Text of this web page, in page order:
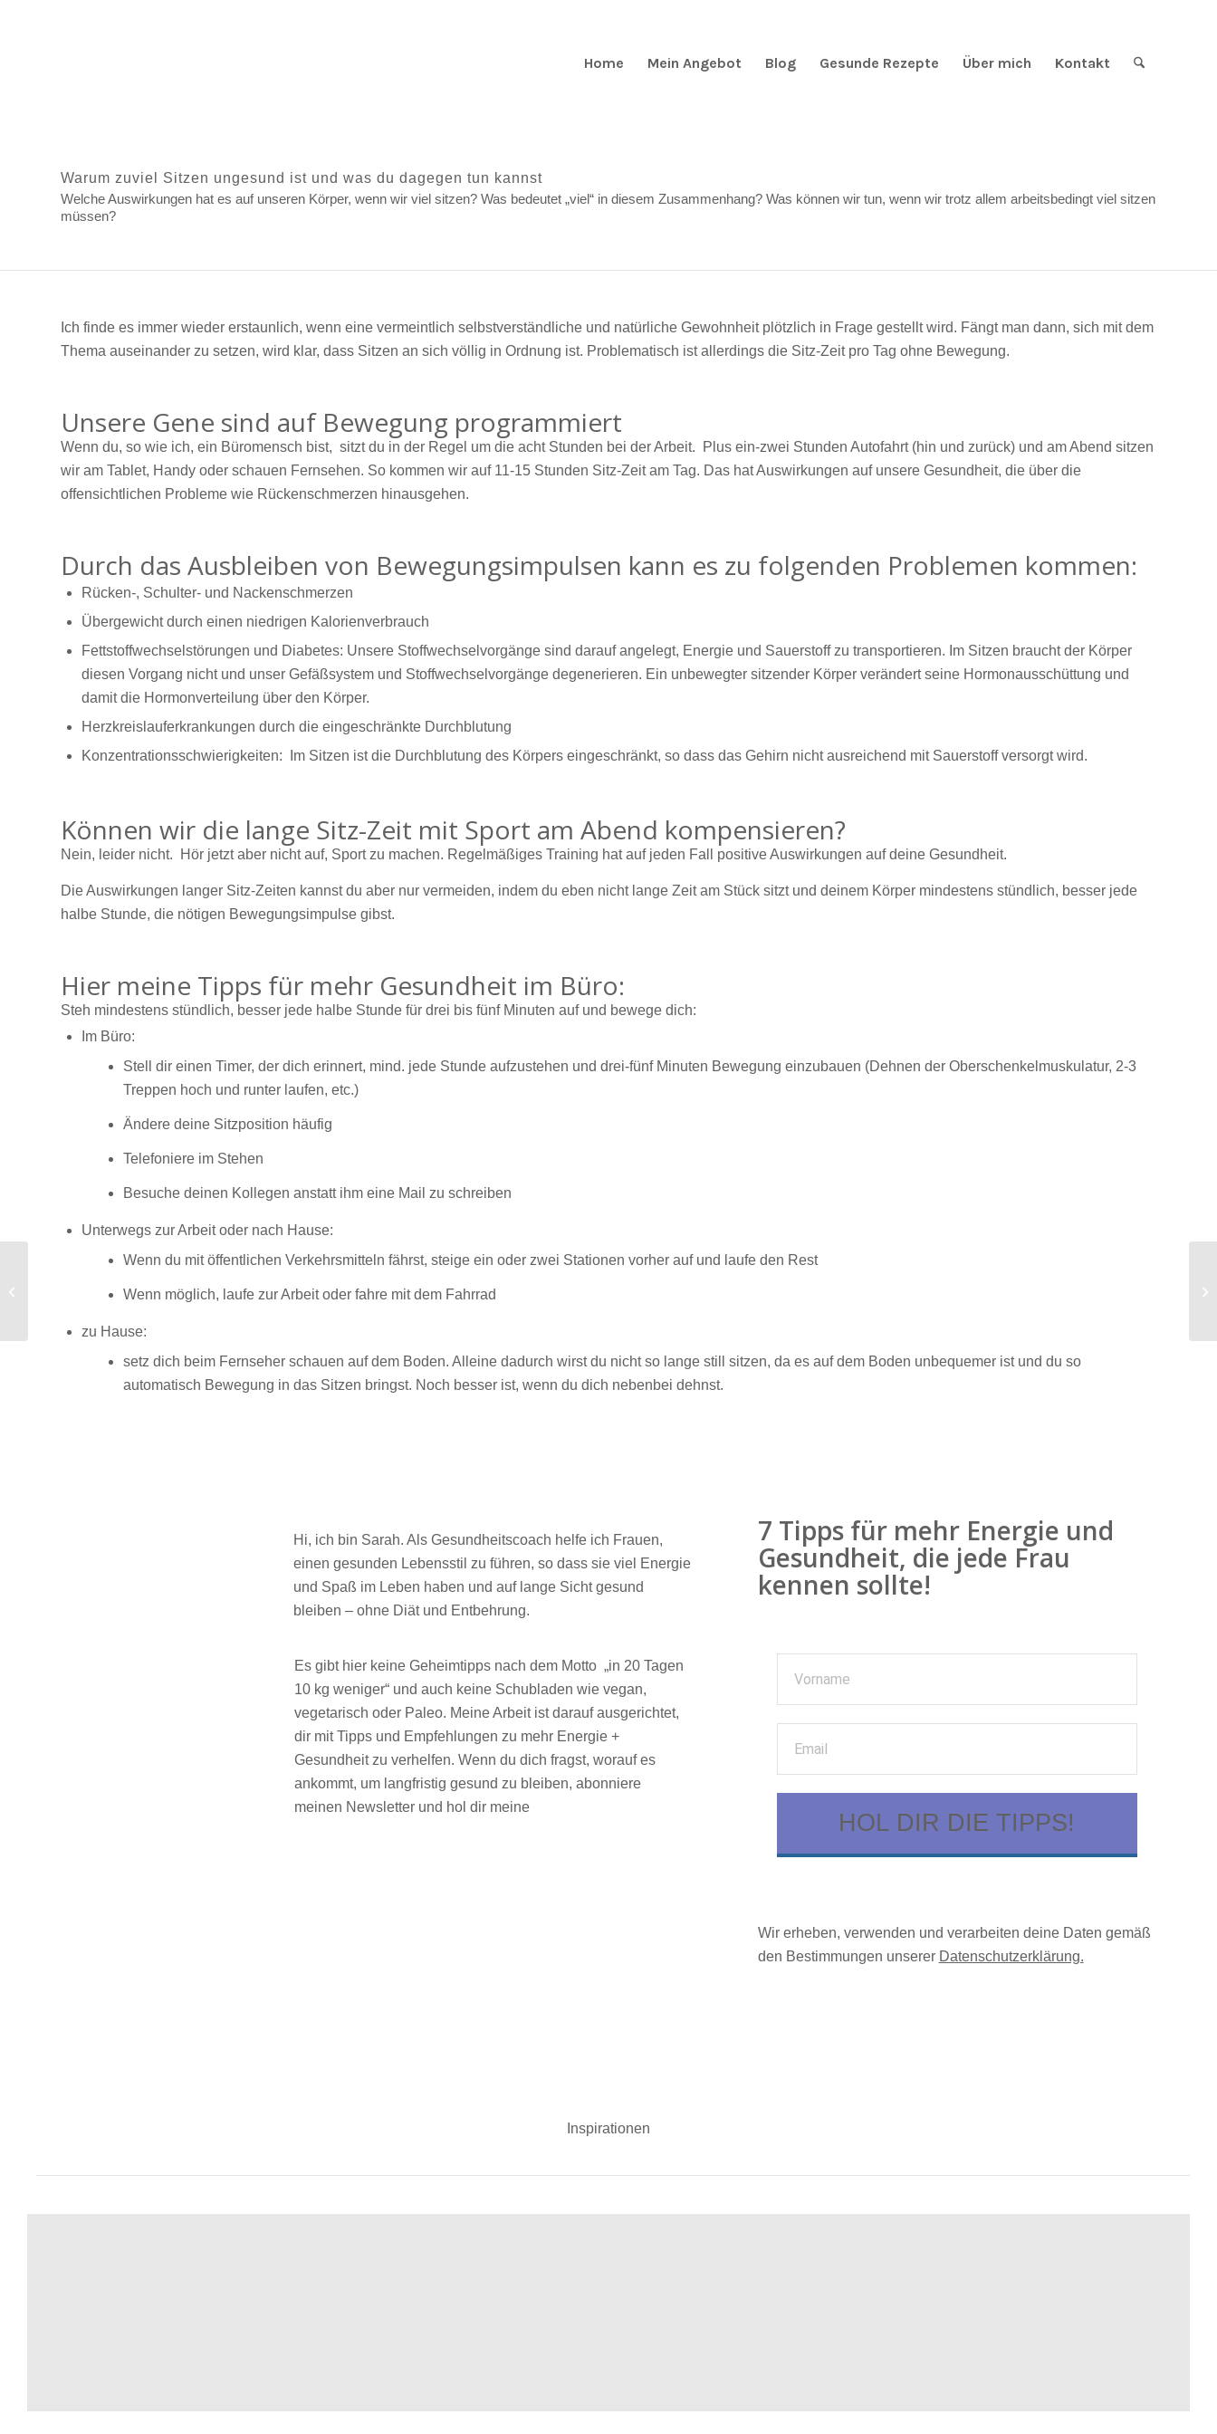
Home Mein Angebot Blog Gesunde Rezepte Über mich Kontakt
Warum zuviel Sitzen ungesund ist und was du dagegen tun kannst
Welche Auswirkungen hat es auf unseren Körper, wenn wir viel sitzen? Was bedeutet „viel“ in diesem Zusammenhang? Was können wir tun, wenn wir trotz allem arbeitsbedingt viel sitzen
müssen?
Ich finde es immer wieder erstaunlich, wenn eine vermeintlich selbstverständliche und natürliche Gewohnheit plötzlich in Frage gestellt wird. Fängt man dann, sich mit dem
Thema auseinander zu setzen, wird klar, dass Sitzen an sich völlig in Ordnung ist. Problematisch ist allerdings die Sitz-Zeit pro Tag ohne Bewegung.
Unsere Gene sind auf Bewegung programmiert
Wenn du, so wie ich, ein Büromensch bist, sitzt du in der Regel um die acht Stunden bei der Arbeit. Plus ein-zwei Stunden Autofahrt (hin und zurück) und am Abend sitzen
wir am Tablet, Handy oder schauen Fernsehen. So kommen wir auf 11-15 Stunden Sitz-Zeit am Tag. Das hat Auswirkungen auf unsere Gesundheit, die über die
offensichtlichen Probleme wie Rückenschmerzen hinausgehen.
Durch das Ausbleiben von Bewegungsimpulsen kann es zu folgenden Problemen kommen:
Rücken-, Schulter- und Nackenschmerzen
Übergewicht durch einen niedrigen Kalorienverbrauch
Fettstoffwechselstörungen und Diabetes: Unsere Stoffwechselvorgänge sind darauf angelegt, Energie und Sauerstoff zu transportieren. Im Sitzen braucht der Körper
diesen Vorgang nicht und unser Gefäßsystem und Stoffwechselvorgänge degenerieren. Ein unbewegter sitzender Körper verändert seine Hormonausschüttung und
damit die Hormonverteilung über den Körper.
Herzkreislauferkrankungen durch die eingeschränkte Durchblutung
Konzentrationsschwierigkeiten: Im Sitzen ist die Durchblutung des Körpers eingeschränkt, so dass das Gehirn nicht ausreichend mit Sauerstoff versorgt wird.
Können wir die lange Sitz-Zeit mit Sport am Abend kompensieren?
Nein, leider nicht. Hör jetzt aber nicht auf, Sport zu machen. Regelmäßiges Training hat auf jeden Fall positive Auswirkungen auf deine Gesundheit.
Die Auswirkungen langer Sitz-Zeiten kannst du aber nur vermeiden, indem du eben nicht lange Zeit am Stück sitzt und deinem Körper mindestens stündlich, besser jede
halbe Stunde, die nötigen Bewegungsimpulse gibst.
Hier meine Tipps für mehr Gesundheit im Büro:
Steh mindestens stündlich, besser jede halbe Stunde für drei bis fünf Minuten auf und bewege dich:
Im Büro:
Stell dir einen Timer, der dich erinnert, mind. jede Stunde aufzustehen und drei-fünf Minuten Bewegung einzubauen (Dehnen der Oberschenkelmuskulatur, 2-3
Treppen hoch und runter laufen, etc.)
Ändere deine Sitzposition häufig
Telefoniere im Stehen
Besuche deinen Kollegen anstatt ihm eine Mail zu schreiben
Unterwegs zur Arbeit oder nach Hause:
Wenn du mit öffentlichen Verkehrsmitteln fährst, steige ein oder zwei Stationen vorher auf und laufe den Rest
Wenn möglich, laufe zur Arbeit oder fahre mit dem Fahrrad
zu Hause:
setz dich beim Fernseher schauen auf dem Boden. Alleine dadurch wirst du nicht so lange still sitzen, da es auf dem Boden unbequemer ist und du so
automatisch Bewegung in das Sitzen bringst. Noch besser ist, wenn du dich nebenbei dehnst.
Hi, ich bin Sarah. Als Gesundheitscoach helfe ich Frauen,
einen gesunden Lebensstil zu führen, so dass sie viel Energie
und Spaß im Leben haben und auf lange Sicht gesund
bleiben – ohne Diät und Entbehrung.
Es gibt hier keine Geheimtipps nach dem Motto „in 20 Tagen
10 kg weniger“ und auch keine Schubladen wie vegan,
vegetarisch oder Paleo. Meine Arbeit ist darauf ausgerichtet,
dir mit Tipps und Empfehlungen zu mehr Energie +
Gesundheit zu verhelfen. Wenn du dich fragst, worauf es
ankommt, um langfristig gesund zu bleiben, abonniere
meinen Newsletter und hol dir meine
7 Tipps für mehr Energie und
Gesundheit, die jede Frau
kennen sollte!
HOL DIR DIE TIPPS!
Wir erheben, verwenden und verarbeiten deine Daten gemäß
den Bestimmungen unserer Datenschutzerklärung.
Inspirationen
Grüner Gemüseeintopf